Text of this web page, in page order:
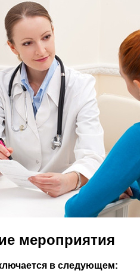
мероприятия
в следующем: